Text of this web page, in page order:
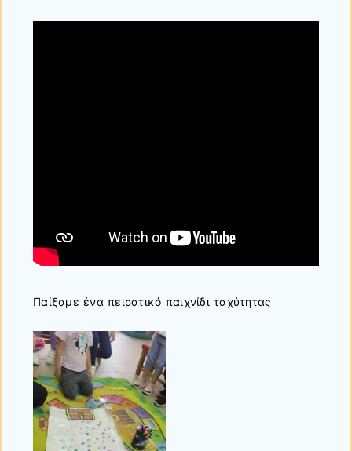
Παίξαμε ένα πειρατικό παιχνίδι ταχύτητας